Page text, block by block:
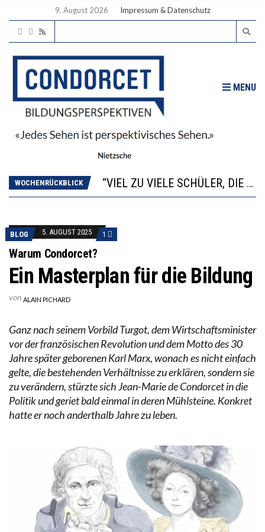
9. August 2026 Impressum & Datenschutz
MENU
WOCHENRÜCKBLICK
DIE GANZE HILFLOSIGKEIT DES BILDUNGSBÜRGERTUMS
WORAUS WÄCHST, WAS KINDER TRÄGT
BLOG 5. AUGUST 2025 1
Warum Condorcet?
Ein Masterplan für die Bildung
von ALAIN PICHARD
Ganz nach seinem Vorbild Turgot, dem Wirtschaftsminister
vor der französischen Revolution und dem Motto des 30
Jahre später geborenen Karl Marx, wonach es nicht einfach
gelte, die bestehenden Verhältnisse zu erklären, sondern sie
zu verändern, stürzte sich Jean-Marie de Condorcet in die
Politik und geriet bald einmal in deren Mühlsteine. Konkret
hatte er noch anderthalb Jahre zu leben.